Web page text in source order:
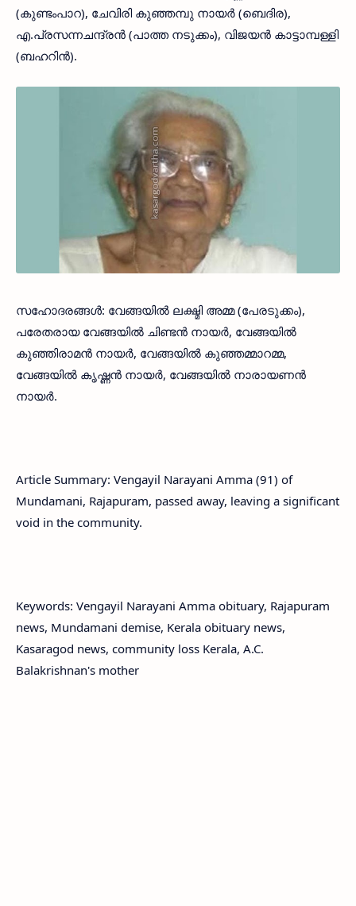
(കുണ്ടംപാറ), ചേവിരി കുഞ്ഞമ്പു നായർ (ബെദിര),
എ.പ്രസന്നചന്ദ്രൻ (പാത്ത നടുക്കം), വിജയൻ കാട്ടാമ്പള്ളി
(ബഹറിൻ).
സഹോദരങ്ങൾ: വേങ്ങയിൽ ലക്ഷ്മി അമ്മ (പേരടുക്കം),
പരേതരായ വേങ്ങയിൽ ചിണ്ടൻ നായർ, വേങ്ങയിൽ
കുഞ്ഞിരാമൻ നായർ, വേങ്ങയിൽ കുഞ്ഞമ്മാറമ്മ,
വേങ്ങയിൽ കൃഷ്ണൻ നായർ, വേങ്ങയിൽ നാരായണൻ
നായർ.
Article Summary: Vengayil Narayani Amma (91) of
Mundamani, Rajapuram, passed away, leaving a significant
void in the community.
Keywords: Vengayil Narayani Amma obituary, Rajapuram
news, Mundamani demise, Kerala obituary news,
Kasaragod news, community loss Kerala, A.C.
Balakrishnan's mother